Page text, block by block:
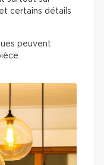
certains détails
peuvent